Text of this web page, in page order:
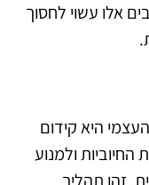
אלו עשוי לחסוך
היא קידום
ולמנוע
זהו תהליך